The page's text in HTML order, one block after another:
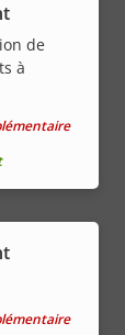
de
à